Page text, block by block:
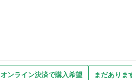
オンライン決済で購入希望 まだありま